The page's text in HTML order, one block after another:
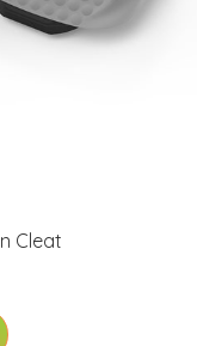
Cleat